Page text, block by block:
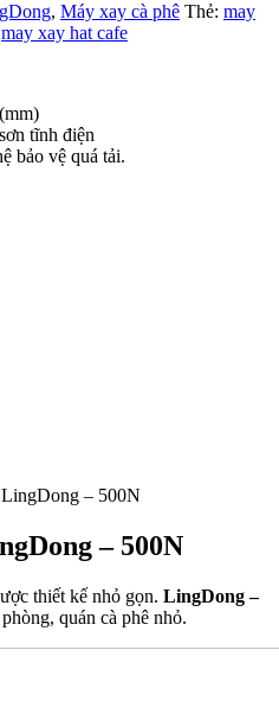
, Máy xay cà phê Thẻ: may
may xay hat cafe
tĩnh điện
bảo vệ quá tải.
– 500N
– 500N
thiết kế nhỏ gọn. LingDong –
quán cà phê nhỏ.